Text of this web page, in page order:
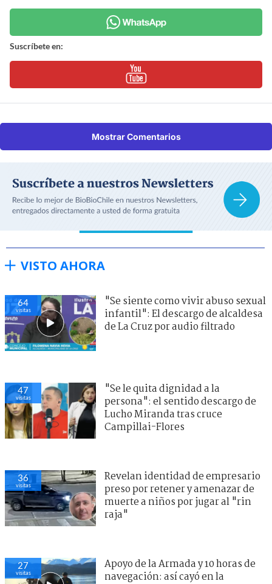
Suscríbete en:
Mostrar Comentarios
VISTO AHORA
64
visitas
"Se siente como vivir abuso sexual
infantil": El descargo de alcaldesa
de La Cruz por audio filtrado
47
visitas
"Se le quita dignidad a la
persona": el sentido descargo de
Lucho Miranda tras cruce
Campillai-Flores
36
visitas
Revelan identidad de empresario
preso por retener y amenazar de
muerte a niños por jugar al "rin
raja"
27
visitas
Apoyo de la Armada y 10 horas de
navegación: así cayó en la